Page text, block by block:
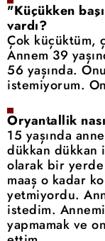
"Küçükken
vardı?
Çok küçüktüm,
Annem 39
56 yaşında.
istemiyorum.
Oryantallik
15 yaşında
dükkan dükkan
olarak bir yerde
maaş o kadar
yetmiyordu.
istedim.
yapmamak ve